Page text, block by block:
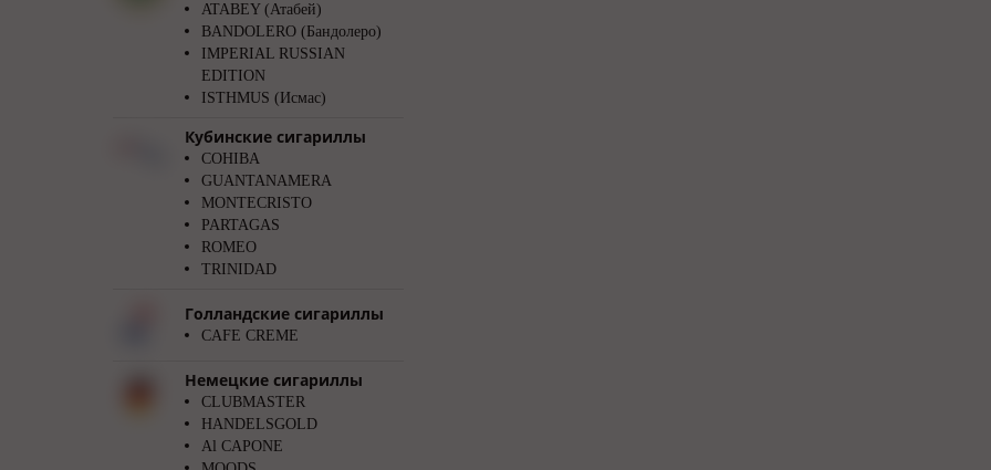
ATABEY (Атабей)
BANDOLERO (Бандолеро)
IMPERIAL RUSSIAN
EDITION
ISTHMUS (Исмас)
Кубинские сигариллы
COHIBA
GUANTANAMERA
MONTECRISTO
PARTAGAS
ROMEO
TRINIDAD
Голландские сигариллы
CAFE CREME
Немецкие сигариллы
CLUBMASTER
HANDELSGOLD
Al CAPONE